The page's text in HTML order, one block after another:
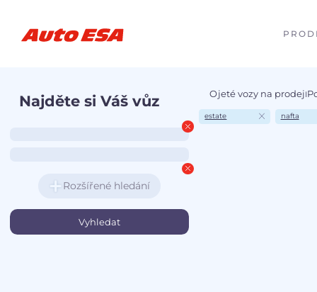
Najděte si Váš vůz
Rozšířené hledání
Ojeté vozy na prodejI
estate nafta